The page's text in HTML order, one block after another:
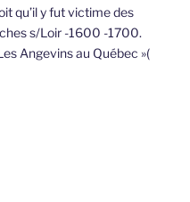
qu’il y fut victime des
s/Loir -1600 -1700.
Angevins au Québec »(